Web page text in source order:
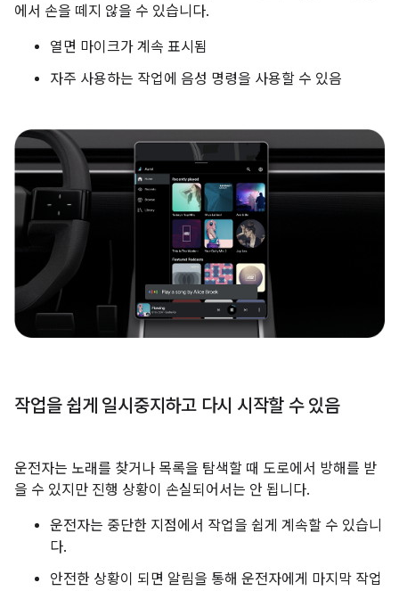
에서 손을 떼지 않을 수 있습니다.
열면 마이크가 계속 표시됨
자주 사용하는 작업에 음성 명령을 사용할 수 있음
작업을 쉽게 일시중지하고 다시 시작할 수 있음
운전자는 노래를 찾거나 목록을 탐색할 때 도로에서 방해를 받
을 수 있지만 진행 상황이 손실되어서는 안 됩니다.
운전자는 중단한 지점에서 작업을 쉽게 계속할 수 있습니
다.
안전한 상황이 되면 알림을 통해 운전자에게 마지막 작업